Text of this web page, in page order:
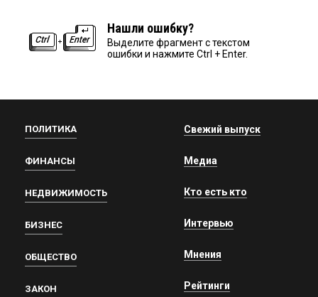
Нашли ошибку?
Выделите фрагмент с текстом
ошибки и нажмите Ctrl + Enter.
ПОЛИТИКА
ФИНАНСЫ
НЕДВИЖИМОСТЬ
БИЗНЕС
ОБЩЕСТВО
ЗАКОН
Свежий выпуск
Медиа
Кто есть кто
Интервью
Мнения
Рейтинги